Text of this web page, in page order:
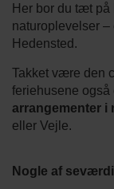
Her bor du tæt
naturoplevelser
Hedensted.
Takket være den
feriehusene også
arrangementer i
eller Vejle.
Nogle af